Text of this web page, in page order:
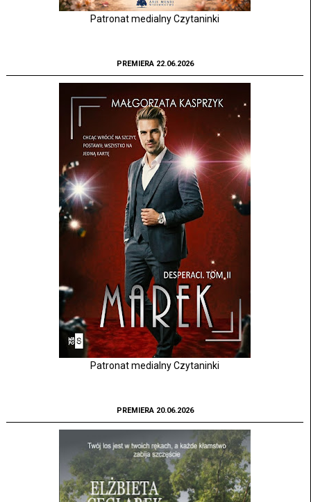
Patronat medialny Czytaninki
PREMIERA 22.06.2026
Patronat medialny Czytaninki
PREMIERA 20.06.2026